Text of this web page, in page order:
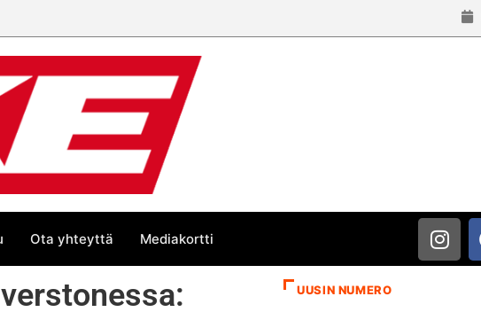
Ota yhteyttä Mediakortti
UUSIN NUMERO